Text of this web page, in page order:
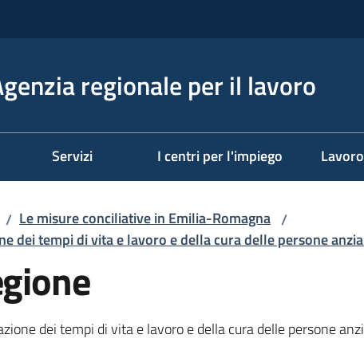
regionale per il lavoro
Servizi I centri per l'impiego
/ Le misure conciliative in Emilia-Romagna /
dei tempi di vita e lavoro e della cura delle persone
dei tempi di vita e lavoro e della cura delle persone